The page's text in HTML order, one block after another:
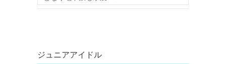
ジュニアアイドル